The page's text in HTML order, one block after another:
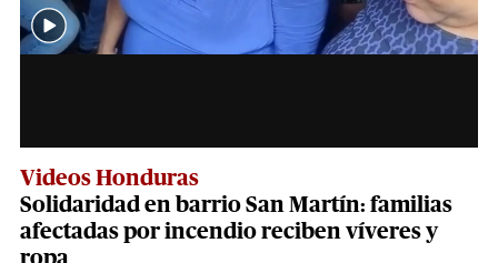
Videos Honduras
Solidaridad en barrio San Martín: familias
afectadas por incendio reciben víveres y